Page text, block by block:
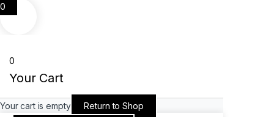
0
0
Your Cart
Your cart is empty Return to Shop